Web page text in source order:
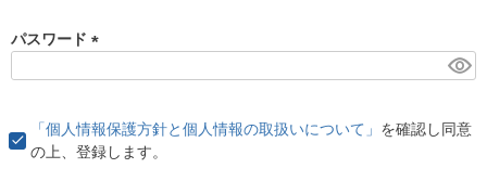
パスワード
)
「個人情報保護方針と個人情報の取扱いについて」 を確認し同意
の上、登録します。